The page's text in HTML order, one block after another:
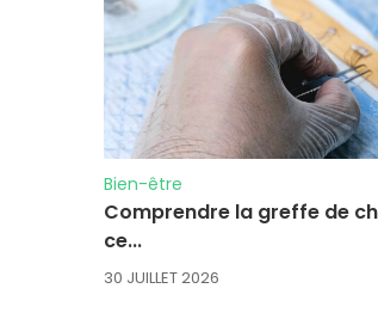
Bien-être
Comprendre la greffe de
ce...
30 JUILLET 2026